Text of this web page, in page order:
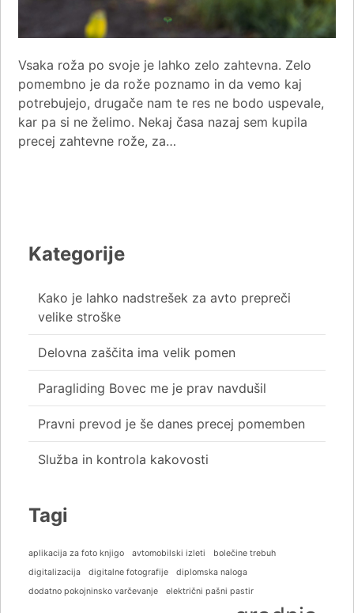
Vsaka roža po svoje je lahko zelo zahtevna. Zelo
pomembno je da rože poznamo in da vemo kaj
potrebujejo, drugače nam te res ne bodo uspevale,
kar pa si ne želimo. Nekaj časa nazaj sem kupila
precej zahtevne rože, za…
Kategorije
Kako je lahko nadstrešek za avto prepreči
velike stroške
Delovna zaščita ima velik pomen
Paragliding Bovec me je prav navdušil
Pravni prevod je še danes precej pomemben
Služba in kontrola kakovosti
Tagi
aplikacija za foto knjigo avtomobilski izleti
bolečine trebuh
digitalizacija
digitalne fotografije
diplomska naloga
dodatno pokojninsko varčevanje
električni pašni pastir